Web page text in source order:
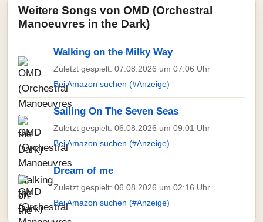
Weitere Songs von OMD (Orchestral
Manoeuvres in the Dark)
Walking on the Milky Way
Zuletzt gespielt: 07.08.2026 um 07:06 Uhr
Bei Amazon suchen (#Anzeige)
Sailing On The Seven Seas
Zuletzt gespielt: 06.08.2026 um 09:01 Uhr
Bei Amazon suchen (#Anzeige)
Dream of me
Zuletzt gespielt: 06.08.2026 um 02:16 Uhr
Bei Amazon suchen (#Anzeige)